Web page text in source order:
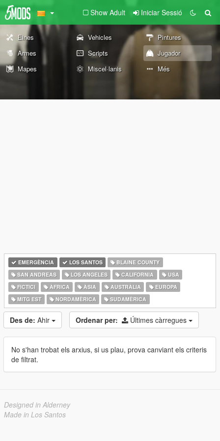
Show Adult Iniciar Sessió
Eines Vehicles
Pintures
Armes
Scripts
Jugador
Mapes
Miscel·lanis Més
EMERGÈNCIA LOS SANTOS
BLAINE COUNTY
SAN ANDREAS
LOS ANGELES CALIFORNIA
USA
FICTICI
ÀFRICA ÀSIA AUSTRÀLIA
EUROPA
MITG EST
NORDAMÈRICA SUDAMÈRICA
Des de: Ahir Ordenar per: Últimes càrregues
No s'han trobat els arxius, si us plau, prova canviant els criteris
de filtrat.
Designed in Alderney
Made in Los Santos